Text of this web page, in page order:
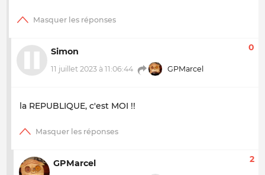
Simon
11 juillet 2023 à 11:06:44 GPMarcel
0
la REPUBLIQUE, c'est MOI !!
GPMarcel 2